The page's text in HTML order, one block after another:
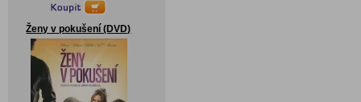
Ženy v pokušení (DVD)